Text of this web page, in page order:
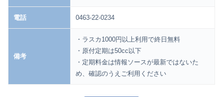
電話 0463-22-0234
備考
・ラスカ1000円以上利用で終日無料
・原付定期は50cc以下
・定期料金は情報ソースが最新ではないた
め、確認のうえご利用ください